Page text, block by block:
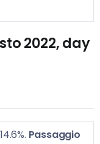
2022, day
Passaggio